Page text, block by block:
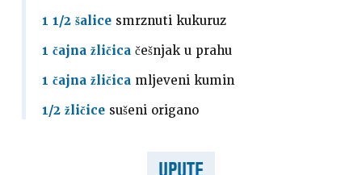
1 1/2 šalice smrznuti kukuruz
1 čajna žličica češnjak u prahu
1 čajna žličica mljeveni kumin
1/2 žličice sušeni origano